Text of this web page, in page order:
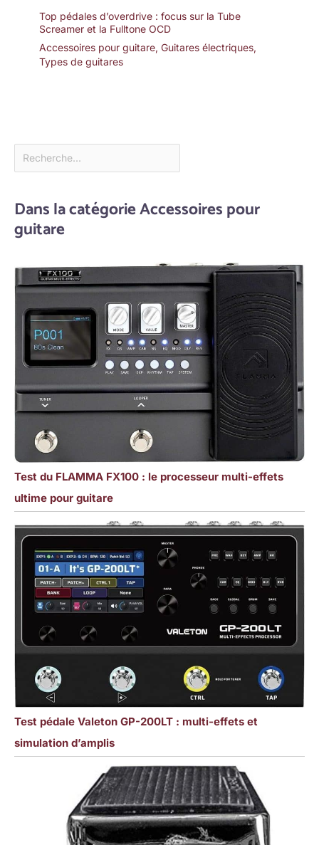
Top pédales d’overdrive : focus sur la Tube
Screamer et la Fulltone OCD
Accessoires pour guitare, Guitares électriques,
Types de guitares
Dans la catégorie Accessoires pour
guitare
Test du FLAMMA FX100 : le processeur multi-effets
ultime pour guitare
Test pédale Valeton GP-200LT : multi-effets et
simulation d’amplis